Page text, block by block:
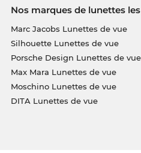
Nos marques de lunettes
Marc Jacobs Lunettes de vue
Silhouette Lunettes de vue
Porsche Design Lunettes de vue
Max Mara Lunettes de vue
Moschino Lunettes de vue
DITA Lunettes de vue